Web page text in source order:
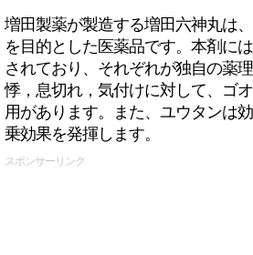
増田製薬が製造する増田六神丸は
を目的とした医薬品です。本剤に
されており、それぞれが独自の薬
悸，息切れ，気付けに対して、ゴ
用があります。また、ユウタンは
乗効果を発揮します。
スポンサーリンク